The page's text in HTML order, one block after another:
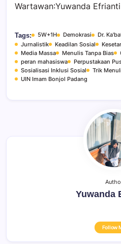
Wartawan:Yuwanda Efrianti
Tags: 5W+1H Demokrasi Dr.
Jurnalistik
Keadilan Sosial
Media Massa
Menulis Tanpa Bias
peran mahasiswa
Perpustakaan
Sosialisasi Inklusi Sosial
Trik
UIN Imam Bonjol Padang
Yuwanda
Follow